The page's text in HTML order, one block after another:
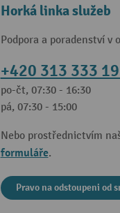
Horká linka služeb
Podpora a poradenství v
+420 313 333
po-čt, 07:30 - 16:30
pá, 07:30 - 15:00
Nebo prostřednictvím
formuláře.
Pravo na odstoupeni od